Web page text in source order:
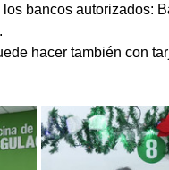
bancos autorizados:
hacer también con